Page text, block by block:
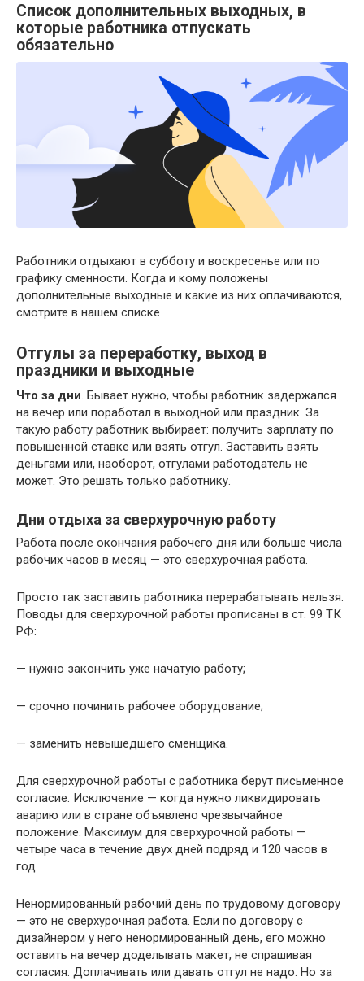
Список дополнительных выходных, в
которые работника отпускать
обязательно
Работники отдыхают в субботу и воскресенье или по
графику сменности. Когда и кому положены
дополнительные выходные и какие из них оплачиваются,
смотрите в нашем списке
Отгулы за переработку, выход в
праздники и выходные
Что за дни . Бывает нужно, чтобы работник задержался
на вечер или поработал в выходной или праздник. За
такую работу работник выбирает: получить зарплату по
повышенной ставке или взять отгул. Заставить взять
деньгами или, наоборот, отгулами работодатель не
может. Это решать только работнику.
Дни отдыха за сверхурочную работу
Работа после окончания рабочего дня или больше числа
рабочих часов в месяц — это сверхурочная работа.
Просто так заставить работника перерабатывать нельзя.
Поводы для сверхурочной работы прописаны в ст. 99 ТК
РФ:
— нужно закончить уже начатую работу;
— срочно починить рабочее оборудование;
— заменить невышедшего сменщика.
Для сверхурочной работы с работника берут письменное
согласие. Исключение — когда нужно ликвидировать
аварию или в стране объявлено чрезвычайное
положение. Максимум для сверхурочной работы —
четыре часа в течение двух дней подряд и 120 часов в
год.
Ненормированный рабочий день по трудовому договору
— это не сверхурочная работа. Если по договору с
дизайнером у него ненормированный день, его можно
оставить на вечер доделывать макет, не спрашивая
согласия. Доплачивать или давать отгул не надо. Но за